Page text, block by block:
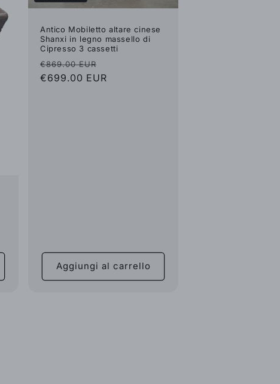
Antico Mobiletto altare cinese
Shanxi in legno massello di
Cipresso 3 cassetti
Prezzo
di
€869.00 EUR
scontato
€699.00 EUR
Aggiungi al carrello